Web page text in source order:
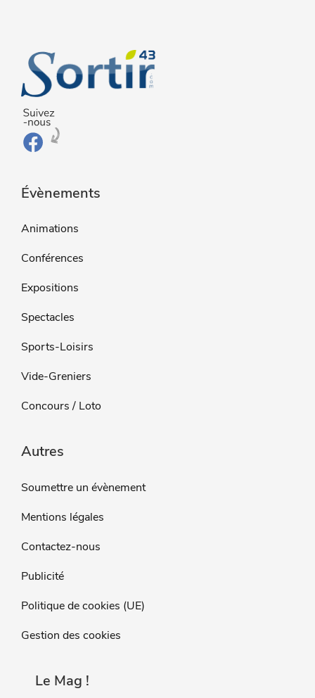
Évènements
Animations
Conférences
Expositions
Spectacles
Sports-Loisirs
Vide-Greniers
Concours / Loto
Autres
Soumettre un évènement
Mentions légales
Contactez-nous
Publicité
Politique de cookies (UE)
Gestion des cookies
Le Mag !